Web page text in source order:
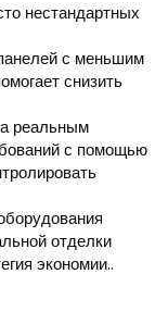
нестандартных
с меньшим
снизить
реальным
с помощью
отделки
экономии..